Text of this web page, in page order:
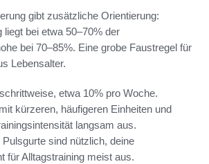
gibt zusätzliche Orientierung:
liegt bei etwa 50–70% der
bei 70–85%. Eine grobe Faustregel für
Lebensalter.
etwa 10% pro Woche.
kürzeren, häufigeren Einheiten und
langsam aus.
sind nützlich, deine
für Alltagstraining meist aus.